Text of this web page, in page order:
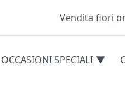
Vendita fiori
Categorie
OCCASIONI SPECIALI